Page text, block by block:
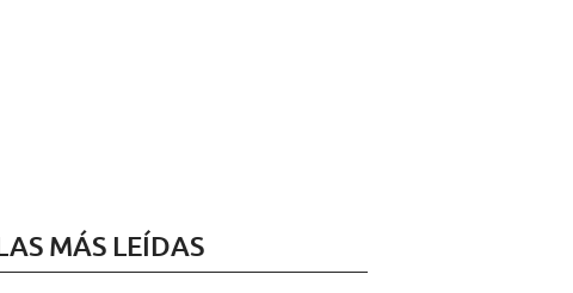
MÁS LEÍDAS